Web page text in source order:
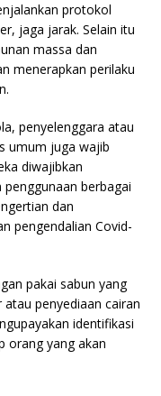
protokol
jaga jarak. Selain itu
massa dan
menerapkan perilaku
penyelenggara atau
umum juga wajib
diwajibkan
berbagai
dan
pengendalian Covid-
pakai sabun yang
penyediaan cairan
identifikasi
orang yang akan